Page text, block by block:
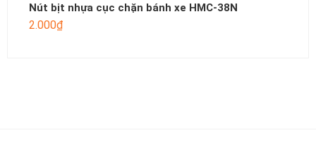
Nút bịt nhựa cục chặn bánh xe HMC-38N
2.000₫